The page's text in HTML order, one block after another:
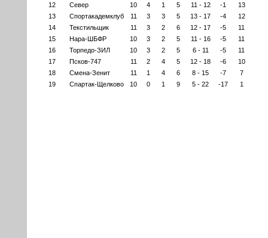
12
Север 10 4 1 5 11 - 12 -1
13
13
Спортакадемклуб 11 3 3 5 13 - 17 -4
12
14
Текстильщик 11 3 2 6 12 - 17 -5
11
15
Нара-ШБФР 10 3 2 5 11 - 16 -5
11
16
Торпедо-ЗИЛ 10 3 2 5 6 - 11 -5
11
17
Псков-747 11 2 4 5 12 - 18 -6
10
18
Смена-Зенит 11 1 4 6 8 - 15 -7
7
19
Спартак-Щелково 10 0 1 9 5 - 22 -17 1